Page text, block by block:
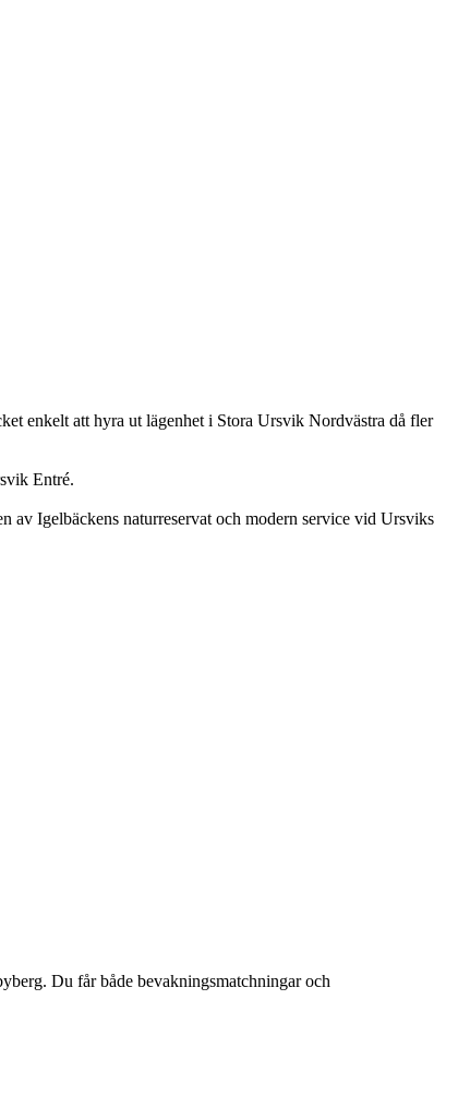
enkelt att hyra ut lägenhet i Stora Ursvik Nordvästra då fler
Entré.
av Igelbäckens naturreservat och modern service vid Ursviks
Du får både bevakningsmatchningar och